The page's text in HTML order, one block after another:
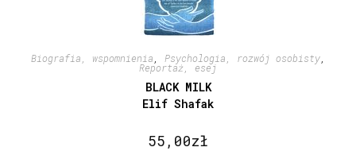
Biografia, wspomnienia Psychologia, rozwój osobisty,
Reportaż, esej
BLACK MILK
Elif Shafak
55,00zł